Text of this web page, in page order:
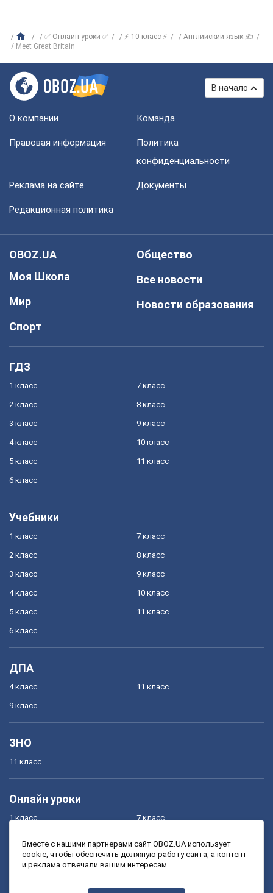
✅ Онлайн уроки ✅ ⚡ 10 класс ⚡
Английский язык ✍
Meet Great Britain
В начало
О компании Команда
Правовая информация
Политика
конфиденциальности
Реклама на сайте Документы
Редакционная политика
OBOZ.UA
Моя Школа
Мир
Спорт
Общество
Все новости
Новости образования
ГДЗ
1 класс
2 класс
3 класс
4 класс
5 класс
6 класс
7 класс
8 класс
9 класс
10 класс
11 класс
Учебники
1 класс
2 класс
3 класс
4 класс
5 класс
6 класс
7 класс
8 класс
9 класс
10 класс
11 класс
ДПА
4 класс
9 класс
11 класс
ЗНО
11 класс
Онлайн уроки
1 класс
3 класс
7 класс
9 класс
Вместе с нашими партнерами сайт OBOZ.UA использует
cookie, чтобы обеспечить должную работу сайта, а контент
и реклама отвечали вашим интересам.